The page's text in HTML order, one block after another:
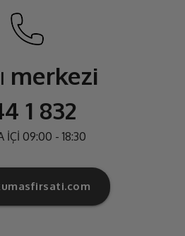
merkezi
1 832
İÇİ 09:00 - 18:30